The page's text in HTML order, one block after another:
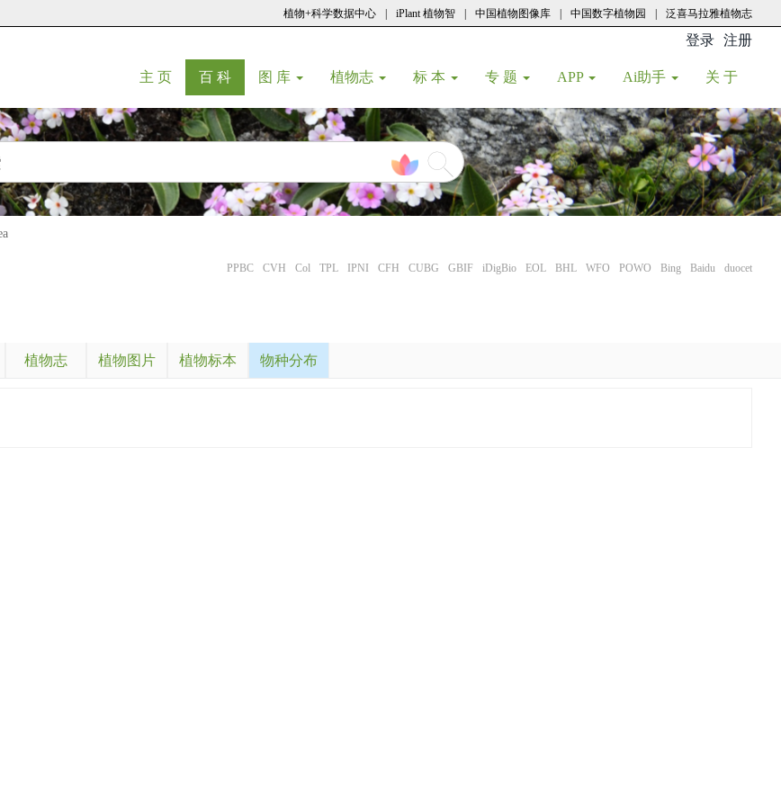
植物+科学数据中心 iPlant 植物智 中国植物图像库 中国数字植物园 泛喜马拉雅植物志
登录 注册
主 页(current)
百 科(current)
图 库 植物志 标 本 专 题 APP Ai助手 关 于
PPBC CVH Col TPL IPNI CFH CUBG GBIF iDigBio EOL BHL WFO POWO Bing Baidu duocet
植物志 植物图片 植物标本 物种分布